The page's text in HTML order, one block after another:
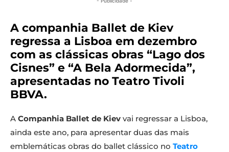
A companhia Ballet de Kiev
regressa a Lisboa em dezembro
com as clássicas obras “Lago dos
Cisnes” e “A Bela Adormecida”,
apresentadas no Teatro Tivoli
BBVA.
A Companhia Ballet de Kiev vai regressar a Lisboa,
ainda este ano, para apresentar duas das mais
emblemáticas obras do ballet clássico no Teatro